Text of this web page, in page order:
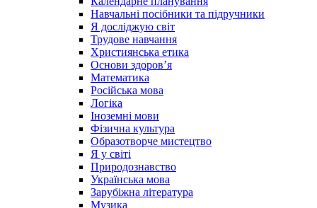
Навчальні посібники та підручники
Я досліджую світ
Трудове навчання
Християнська етика
Основи здоров’я
Математика
Російська мова
Логіка
Іноземні мови
Фізична культура
Образотворче мистецтво
Я у світі
Природознавство
Українська мова
Зарубіжна література
Музика